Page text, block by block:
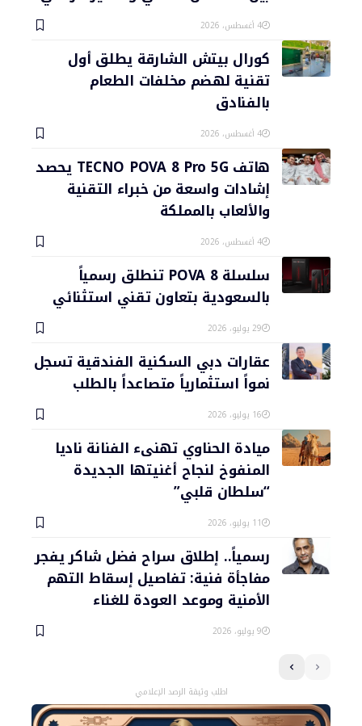
4 أغسطس، 2026
كورال بيتش الشارقة يطلق أول
تقنية لهضم مخلفات الطعام
بالفنادق
4 أغسطس، 2026
هاتف TECNO POVA 8 Pro 5G يحصد
إشادات واسعة من خبراء التقنية
والألعاب بالمملكة
4 أغسطس، 2026
سلسلة POVA 8 تنطلق رسمياً
بالسعودية بتعاون تقني استثنائي
29 يوليو، 2026
عقارات دبي السكنية الفندقية تسجل
نمواً استثمارياً متصاعداً بالطلب
16 يوليو، 2026
ميادة الحناوي تهنىء الفنانة ناديا
المنفوخ لنجاح أغنيتها الجديدة
“سلطان قلبي”
11 يوليو، 2026
رسمياً.. إطلاق سراح فضل شاكر يفجر
مفاجأة فنية: تفاصيل إسقاط التهم
الأمنية وموعد العودة للغناء
9 يوليو، 2026
اطلب وثيقة الرصد الإعلامي